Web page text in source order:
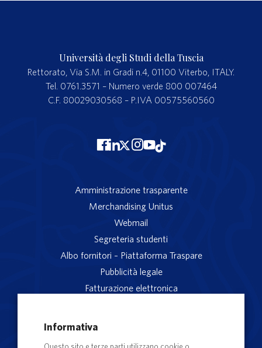
Università degli Studi della Tuscia
Rettorato, Via S.M. in Gradi n.4, 01100 Viterbo, ITALY.
Tel. 0761.3571 – Numero verde 800 007464
C.F. 80029030568 – P.IVA 00575560560
Amministrazione trasparente
Merchandising Unitus
Webmail
Segreteria studenti
Albo fornitori – Piattaforma Traspare
Pubblicità legale
Fatturazione elettronica
Informativa